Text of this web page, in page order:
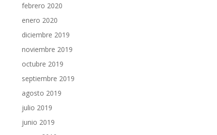
febrero 2020
enero 2020
diciembre 2019
noviembre 2019
octubre 2019
septiembre 2019
agosto 2019
julio 2019
junio 2019